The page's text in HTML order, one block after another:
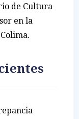
de Cultura
en la